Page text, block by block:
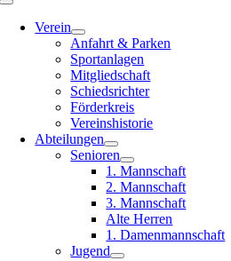
Toggle
NavigationVerein
Anfahrt & Parken
Sportanlagen
Mitgliedschaft
Schiedsrichter
Förderkreis
Vereinshistorie
Abteilungen
Senioren
1. Mannschaft
2. Mannschaft
3. Mannschaft
Alte Herren
1. Damenmannschaft
Jugend